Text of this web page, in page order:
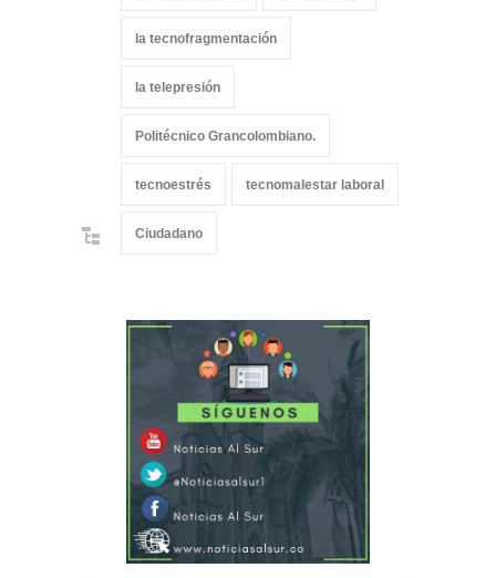
la tecnofragmentación
la telepresión
Politécnico Grancolombiano.
tecnoestrés tecnomalestar laboral
Ciudadano